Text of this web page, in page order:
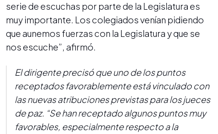
serie de escuchas por parte de la Legislatura es
muy importante. Los colegiados venían pidiendo
que aunemos fuerzas con la Legislatura y que se
nos escuche”, afirmó.
El dirigente precisó que uno de los puntos
receptados favorablemente está vinculado con
las nuevas atribuciones previstas para los jueces
de paz. “Se han receptado algunos puntos muy
favorables, especialmente respecto a la